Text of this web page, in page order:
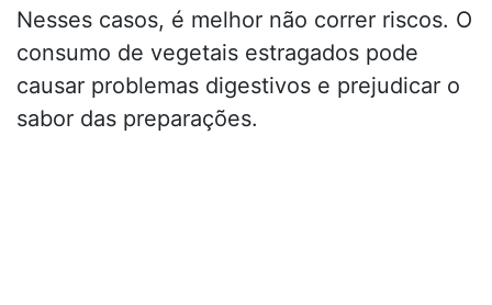
Nesses casos, é melhor não correr riscos. O
consumo de vegetais estragados pode
causar problemas digestivos e prejudicar o
sabor das preparações.